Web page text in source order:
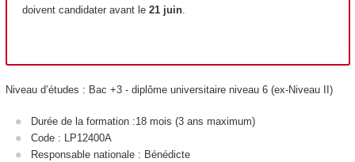
doivent candidater avant le 21 juin
Niveau d’études : Bac +3 - diplôme universitaire niveau 6 (ex-Niveau II)
Durée de la formation :18 mois (3 ans maximum)
Code : LP12400A
Responsable nationale : Bénédicte